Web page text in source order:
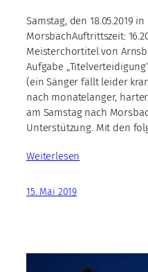
Samstag, den 18.05.2019
MorsbachAuftrittszeit:
Meisterchortitel von
Aufgabe
(ein Sänger fällt leider
nach monatelanger,
am Samstag nach
Unterstützung. Mit den
Weiterlesen
15. Mai 2019